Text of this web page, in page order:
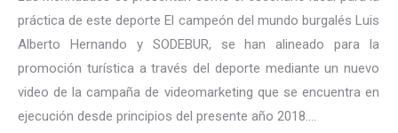
práctica de este deporte El campeón del mundo burgalés Luis
Alberto Hernando y SODEBUR, se han alineado para la
promoción turística a través del deporte mediante un nuevo
video de la campaña de videomarketing que se encuentra en
ejecución desde principios del presente año 2018.…